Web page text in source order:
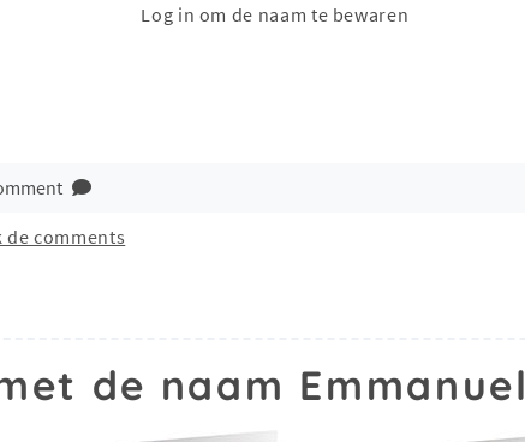
Log in om de naam te bewaren
de comments
de naam Emmanuel